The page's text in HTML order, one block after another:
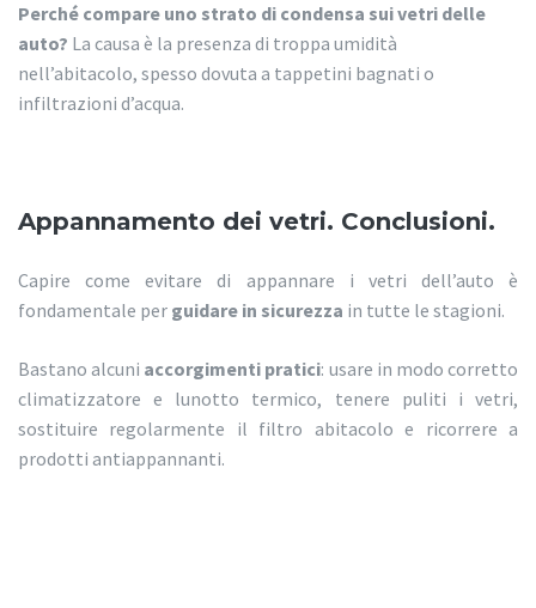
Perché compare uno strato di condensa sui vetri delle
auto? La causa è la presenza di troppa umidità
nell’abitacolo, spesso dovuta a tappetini bagnati o
infiltrazioni d’acqua.
Appannamento dei vetri. Conclusioni.
Capire come evitare di appannare i vetri dell’auto è
fondamentale per guidare in sicurezza in tutte le stagioni.
Bastano alcuni accorgimenti pratici: usare in modo corretto
climatizzatore e lunotto termico, tenere puliti i vetri,
sostituire regolarmente il filtro abitacolo e ricorrere a
prodotti antiappannanti.